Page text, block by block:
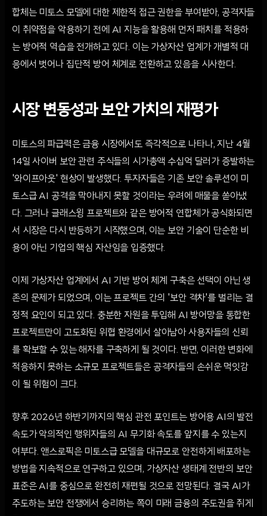
합체는 미토스 모델에 대한 제한적 접근 권한을 부여받아, 공격자들
이 취약점을 악용하기 전에 AI 지능을 활용해 먼저 패치를 적용하
는 방어적 역습을 전개하고 있다. 이는 가상자산 업계가 개별적 대
응에서 벗어나 집단적 방어 체계로 전환하고 있음을 시사한다.
시장 변동성과 보안 가치의 재평가
미토스의 파급력은 금융 시장에서도 즉각적으로 나타나, 지난 4월
14일 사이버 보안 관련 주식들의 시가총액 수십억 달러가 증발하는
'와이프아웃' 현상이 발생했다. 투자자들은 기존 보안 솔루션이 미
토스급 AI 공격을 막아내지 못할 것이라는 우려에 매물을 쏟아냈
다. 그러나 글래스윙 프로젝트와 같은 방어적 연합체가 공식화되면
서 시장은 다시 반등하기 시작했으며, 이는 보안 기술이 단순한 비
용이 아닌 기업의 핵심 자산임을 입증했다.
이제 가상자산 업계에서 AI 기반 방어 체계 구축은 선택이 아닌 생
존의 문제가 되었으며, 이는 프로젝트 간의 '보안 격차'를 벌리는 결
정적 요인이 되고 있다. 충분한 자원을 투입해 AI 방어망을 통합한
프로젝트만이 고도화된 위협 환경에서 살아남아 사용자들의 신뢰
를 확보할 수 있는 해자를 구축하게 될 것이다. 반면, 이러한 변화에
적응하지 못하는 소규모 프로젝트들은 공격자들의 손쉬운 먹잇감
이 될 위험이 크다.
향후 2026년 하반기까지의 핵심 관전 포인트는 방어용 AI의 발전
속도가 악의적인 행위자들의 AI 무기화 속도를 앞지를 수 있는지
여부다. 앤스로픽은 미토스급 모델을 대규모로 안전하게 배포하는
방법을 지속적으로 연구하고 있으며, 가상자산 생태계 전반의 보안
표준은 AI를 중심으로 완전히 재편될 것으로 전망된다. 결국 AI가
주도하는 보안 전쟁에서 승리하는 쪽이 미래 금융의 주도권을 쥐게